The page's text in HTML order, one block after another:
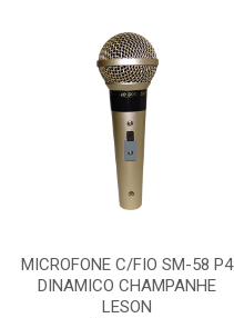
MICROFONE C/FIO SM-58 P4
DINAMICO CHAMPANHE
LESON